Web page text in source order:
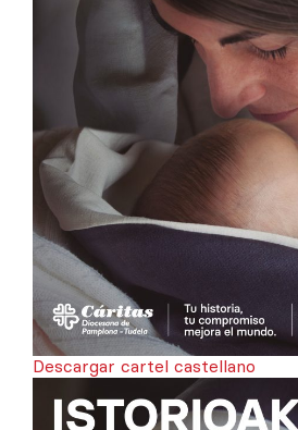
Descargar cartel castellano